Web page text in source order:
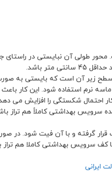
در راستای جهت قبله قرار بگیرد و
متر باشد.
سطح زیر آن است که بایستی به
نرم استفاده شود. این کار
احتمال شکستگی را افزایش می
بهداشتی کاملاً هم تراز
قرار گرفته و با آن فیت شود. در
سرویس بهداشتی کاملا هم تراز
ایرانی